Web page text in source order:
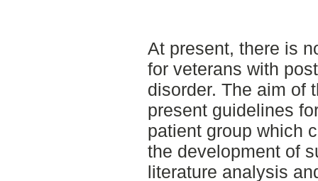
At present, there is
for veterans with
disorder. The aim of
present guidelines
patient group which
the development of
literature analysis